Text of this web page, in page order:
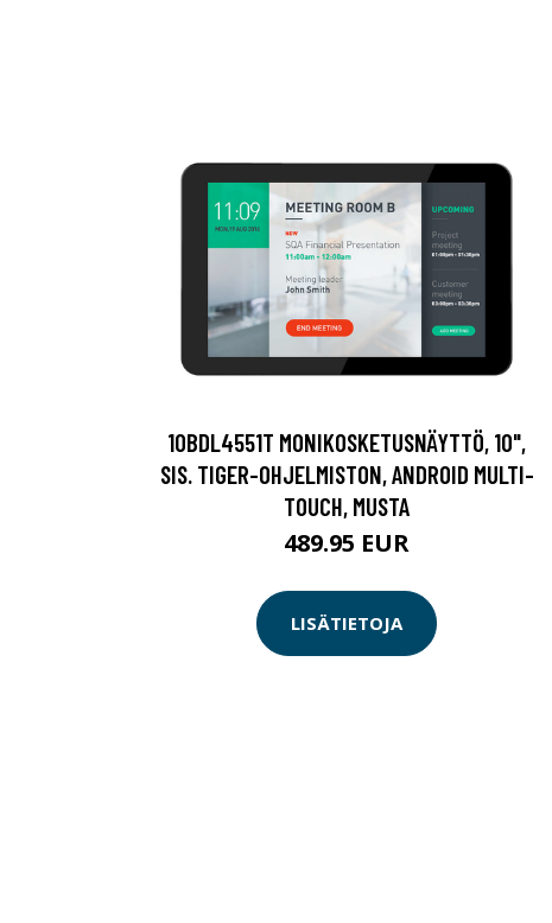
10BDL4551T MONIKOSKETUSNÄYTTÖ, 10",
SIS. TIGER-OHJELMISTON, ANDROID MULTI-
TOUCH, MUSTA
489.95 EUR
LISÄTIETOJA